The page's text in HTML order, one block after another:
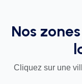
Nos
Cliquez sur une